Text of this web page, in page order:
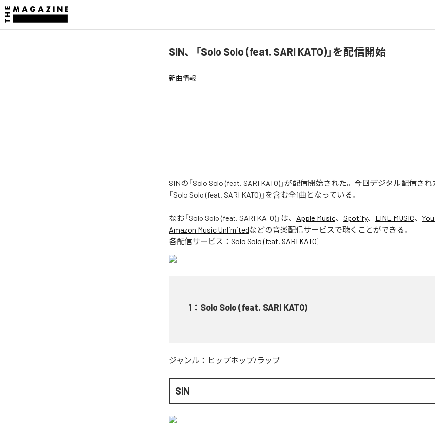
SIN、「Solo Solo (feat. SARI KATO)」を配信開始
新曲情報
SINの「Solo Solo (feat. SARI KATO)」が配信開始された。今回デジタル配信さ
「Solo Solo (feat. SARI KATO)」を含む全1曲となっている。
なお「Solo Solo (feat. SARI KATO) 」は、 Apple Music、 Spotify、 LINE MUSIC、
Amazon Music Unlimitedなどの音楽配信サービスで聴くことができる。
各配信サービス： Solo Solo (feat. SARI KATO)
1 ： Solo Solo (feat. SARI KATO)
ジャンル： ヒップホップ/ラップ
SIN